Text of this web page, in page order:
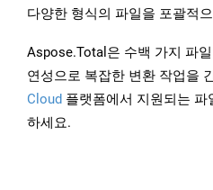
다양한 형식의 파일을 포괄적
Aspose.Total은 수백 가지 파
연성으로 복잡한 변환 작업을
Cloud 플랫폼에서 지원되는 파
하세요.